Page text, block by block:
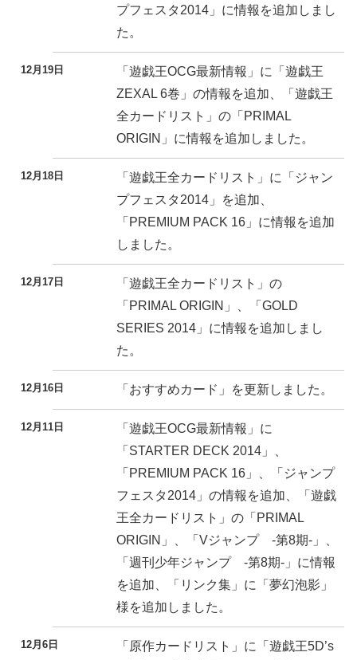
プフェスタ2014」に情報を追加しまし
た。
12月19日
「遊戯王OCG最新情報」に「遊戯王
ZEXAL 6巻」の情報を追加、「遊戯王
全カードリスト」の「PRIMAL
ORIGIN」に情報を追加しました。
12月18日
「遊戯王全カードリスト」に「ジャン
プフェスタ2014」を追加、
「PREMIUM PACK 16」に情報を追加
しました。
12月17日
「遊戯王全カードリスト」の
「PRIMAL ORIGIN」、「GOLD
SERIES 2014」に情報を追加しまし
た。
12月16日 「おすすめカード」を更新しました。
12月11日
「遊戯王OCG最新情報」に
「STARTER DECK 2014」、
「PREMIUM PACK 16」、「ジャンプ
フェスタ2014」の情報を追加、「遊戯
王全カードリスト」の「PRIMAL
ORIGIN」、「Vジャンプ -第8期-」、
「週刊少年ジャンプ -第8期-」に情報
を追加、「リンク集」に「夢幻泡影」
様を追加しました。
12月6日
「原作カードリスト」に「遊戯王5D’s